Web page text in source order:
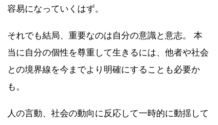
容易になっていくはず。
それでも結局、重要なのは自分の意識と意志。 本
当に自分の個性を尊重して生きるには、他者や社会
との境界線を今までより明確にすることも必要か
も。
人の言動、社会の動向に反応して一時的に動揺して